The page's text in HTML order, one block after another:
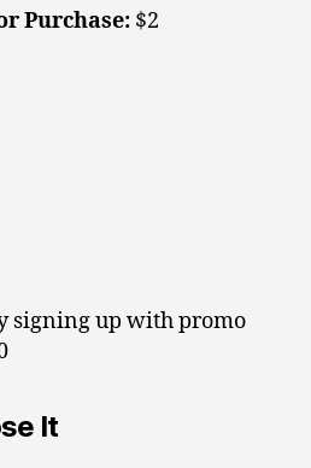
Purchase: $2
signing up with promo
It